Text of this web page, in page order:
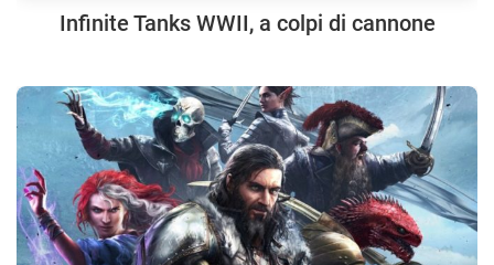
Infinite Tanks WWII, a colpi di cannone